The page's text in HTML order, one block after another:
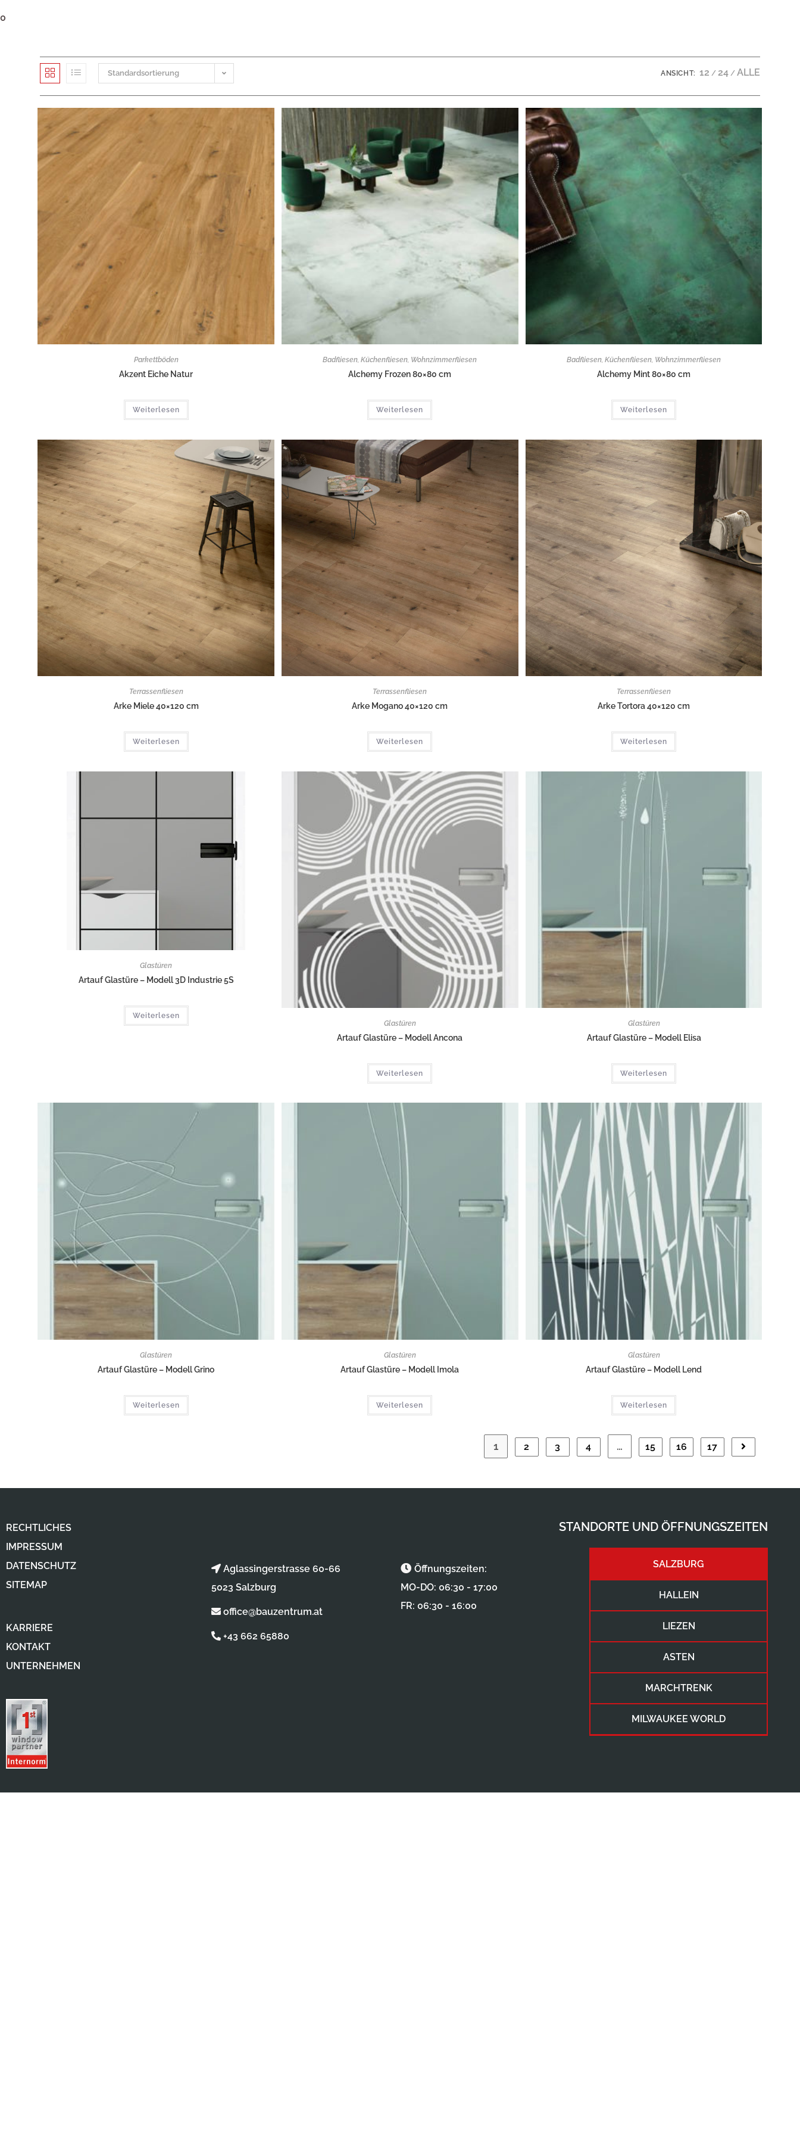
0
Standardsortierung ANSICHT: 12 24 ALLE
Parkettböden
Akzent Eiche Natur
Weiterlesen
Badfliesen,Küchenfliesen, Wohnzimmerfliesen
Alchemy Frozen 80×80 cm
Weiterlesen
Badfliesen,Küchenfliesen, Wohnzimmerfliesen
Alchemy Mint 80×80 cm
Weiterlesen
Terrassenfliesen
Arke Miele 40×120 cm
Weiterlesen
Terrassenfliesen
Arke Mogano 40×120 cm
Weiterlesen
Terrassenfliesen
Arke Tortora 40×120 cm
Weiterlesen
Glastüren
Artauf Glastüre – Modell 3D Industrie 5S
Weiterlesen
Glastüren
Artauf Glastüre – Modell Ancona
Weiterlesen
Glastüren
Artauf Glastüre – Modell Elisa
Weiterlesen
Glastüren
Artauf Glastüre – Modell Grino
Weiterlesen
Glastüren
Artauf Glastüre – Modell Imola
Weiterlesen
Glastüren
Artauf Glastüre – Modell Lend
Weiterlesen
1 2 3 4 … 15 16 17
RECHTLICHES
IMPRESSUM
DATENSCHUTZ
SITEMAP
KARRIERE
KONTAKT
UNTERNEHMEN
STANDORTE UND ÖFFNUNGSZEITEN
SALZBURG
HALLEIN
LIEZEN
ASTEN
MARCHTRENK
MILWAUKEE WORLD
Aglassingerstrasse 60-66
5023 Salzburg
office@bauzentrum.at
+43 662 65880
Öffnungszeiten:
MO-DO: 06:30 - 17:00
FR: 06:30 - 16:00